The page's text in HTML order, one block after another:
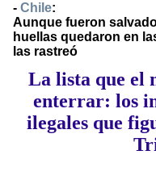
- Chile:
Aunque fueron
huellas quedaron en
las rastreó
La lista que el
enterrar: los
ilegales que